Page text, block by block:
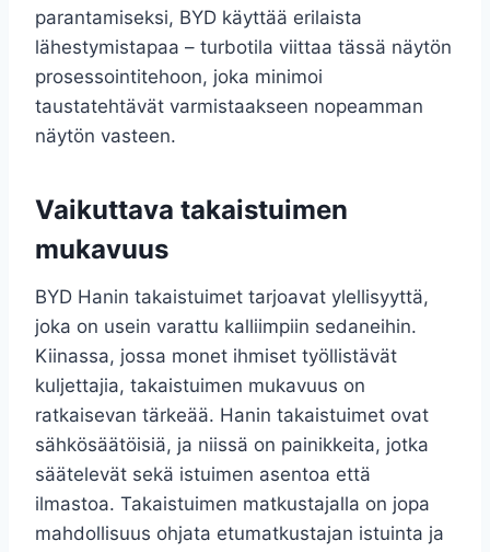
parantamiseksi, BYD käyttää erilaista
lähestymistapaa – turbotila viittaa tässä näytön
prosessointitehoon, joka minimoi
taustatehtävät varmistaakseen nopeamman
näytön vasteen.
Vaikuttava takaistuimen
mukavuus
BYD Hanin takaistuimet tarjoavat ylellisyyttä,
joka on usein varattu kalliimpiin sedaneihin.
Kiinassa, jossa monet ihmiset työllistävät
kuljettajia, takaistuimen mukavuus on
ratkaisevan tärkeää. Hanin takaistuimet ovat
sähkösäätöisiä, ja niissä on painikkeita, jotka
säätelevät sekä istuimen asentoa että
ilmastoa. Takaistuimen matkustajalla on jopa
mahdollisuus ohjata etumatkustajan istuinta ja